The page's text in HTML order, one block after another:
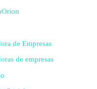
de Empresas
de empresas